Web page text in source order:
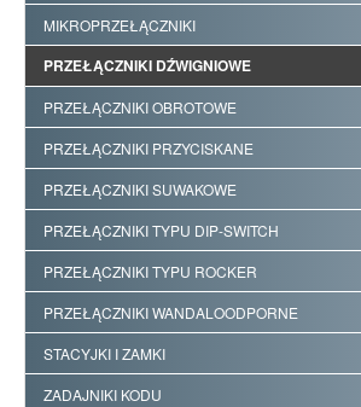
MIKROPRZEŁĄCZNIKI
PRZEŁĄCZNIKI DŹWIGNIOWE
PRZEŁĄCZNIKI OBROTOWE
PRZEŁĄCZNIKI PRZYCISKANE
PRZEŁĄCZNIKI SUWAKOWE
PRZEŁĄCZNIKI TYPU DIP-SWITCH
PRZEŁĄCZNIKI TYPU ROCKER
PRZEŁĄCZNIKI WANDALOODPORNE
STACYJKI I ZAMKI
ZADAJNIKI KODU